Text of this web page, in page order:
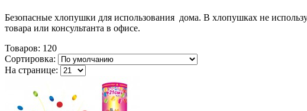
Безопасные хлопушки для использования дома. В хлопушках не
товара или консультанта в офисе.
Товаров: 120
Сортировка:
На странице: